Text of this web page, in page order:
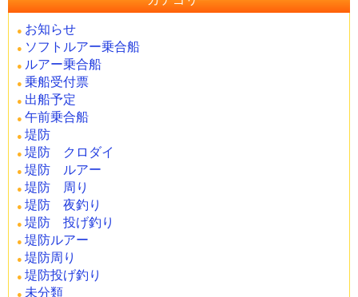
お知らせ
ソフトルアー乗合船
ルアー乗合船
乗船受付票
出船予定
午前乗合船
堤防
堤防 クロダイ
堤防 ルアー
堤防 周り
堤防 夜釣り
堤防 投げ釣り
堤防ルアー
堤防周り
堤防投げ釣り
未分類